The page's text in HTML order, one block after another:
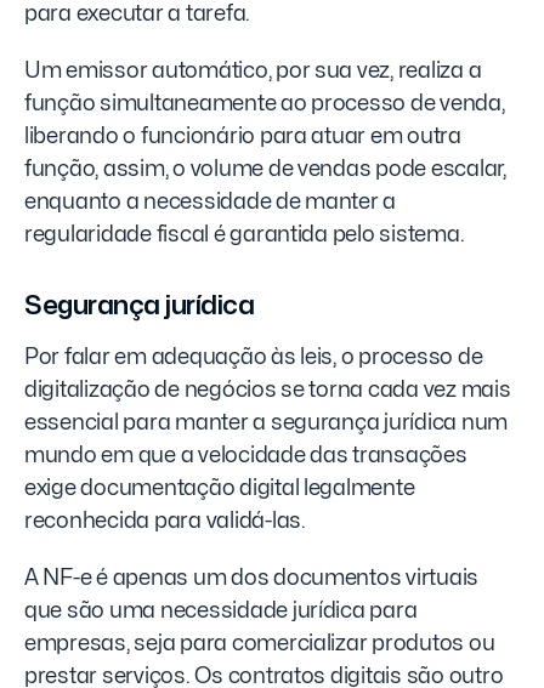
para executar a tarefa.
Um emissor automático, por sua vez, realiza a
função simultaneamente ao processo de venda,
liberando o funcionário para atuar em outra
função, assim, o volume de vendas pode escalar,
enquanto a necessidade de manter a
regularidade fiscal é garantida pelo sistema.
Segurança jurídica
Por falar em adequação às leis, o processo de
digitalização de negócios se torna cada vez mais
essencial para manter a segurança jurídica num
mundo em que a velocidade das transações
exige documentação digital legalmente
reconhecida para validá-las.
A NF-e é apenas um dos documentos virtuais
que são uma necessidade jurídica para
empresas, seja para comercializar produtos ou
prestar serviços. Os contratos digitais são outro